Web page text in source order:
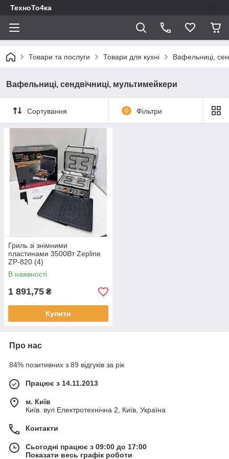
ТехноТо4ка
Товари та послуги Товари для кухні Вафельниці,
Вафельниці, сендвічниці, мультимейкери
Сортування 0 Фільтри
Гриль зі знімними
пластинами 3500Вт Zepline
ZP-820 (4)
В наявності
1 891,75 ₴
Купити
Про нас
84% позитивних з 89 відгуків за рік
Працює з 14.11.2013
м. Київ
Київ. вул Електротехнічна 2, Київ, Україна
Контакти
Сьогодні працює з 09:00 до 17:00
Показати весь графік роботи